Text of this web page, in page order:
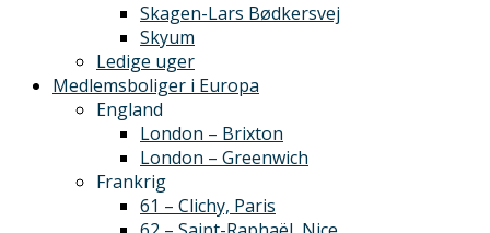
Skagen-Lars Bødkersvej
Skyum
Ledige uger
Medlemsboliger i Europa
England
London – Brixton
London – Greenwich
Frankrig
61 – Clichy, Paris